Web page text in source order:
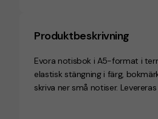
Produktbeskrivning
Evora notisbok i A5-format i
elastisk stängning i färg,
skriva ner små notiser.